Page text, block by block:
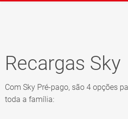
Recargas Sky
Com Sky Pré-pago, são 4 opções
toda a família: